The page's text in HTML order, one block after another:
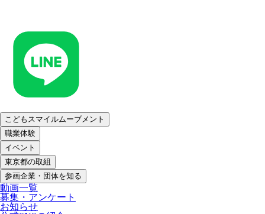
こどもスマイルムーブメント
職業体験
イベント
東京都の取組
参画企業・団体を知る
動画一覧
募集・アンケート
お知らせ